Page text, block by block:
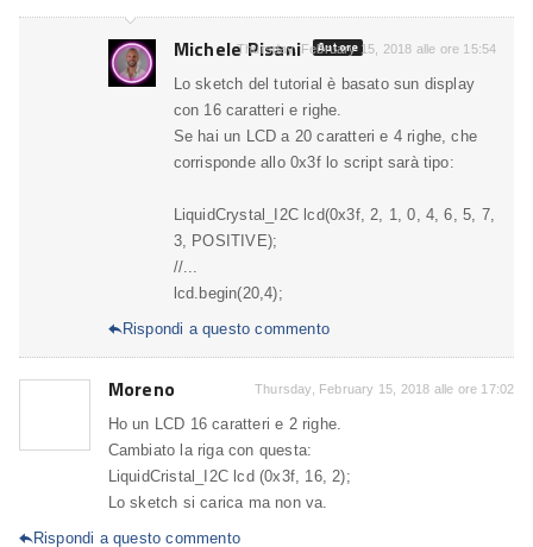
Michele Pisani Autore
Thursday, February 15, 2018 alle ore 15:54
Lo sketch del tutorial è basato sun display
con 16 caratteri e righe.
Se hai un LCD a 20 caratteri e 4 righe, che
corrisponde allo 0x3f lo script sarà tipo:
LiquidCrystal_I2C lcd(0x3f, 2, 1, 0, 4, 6, 5, 7,
3, POSITIVE);
//...
lcd.begin(20,4);
Rispondi a questo commento
Moreno Thursday, February 15, 2018 alle ore 17:02
Ho un LCD 16 caratteri e 2 righe.
Cambiato la riga con questa:
LiquidCristal_I2C lcd (0x3f, 16, 2);
Lo sketch si carica ma non va.
Rispondi a questo commento